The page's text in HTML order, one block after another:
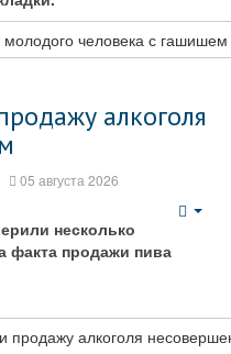
человека с гашишем
алкоголя
05 августа 2026
несколько
факта продажи пива
алкоголя